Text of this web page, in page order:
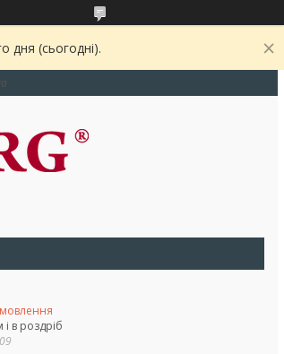
дня (сьогодні).
в роздріб